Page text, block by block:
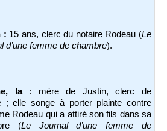
: 15 ans, clerc du notaire Rodeau (Le
d’une femme de chambre).
la : mère de Justin, clerc de
; elle songe à porter plainte contre
Rodeau qui a attiré son fils dans sa
(Le Journal d’une femme de